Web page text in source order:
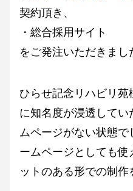
契約頂き、
・総合採用サイト
をご発注いただきまし
ひらせ記念リハビリ
に知名度が浸透して
ムページがない状態
ームページとしても使
ットのある形での制作